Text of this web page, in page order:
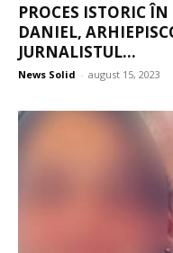
PROCES ISTORIC
DANIEL,
JURNALISTUL...
News Solid - august 15, 2023